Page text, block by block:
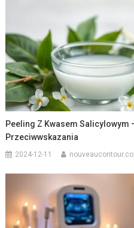
Peeling Z Kwasem Salicylowym
Przeciwwskazania
2024-12-11